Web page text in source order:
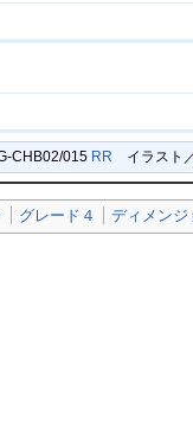
CHB02/015 RR イラスト
グレード４ ディメンジ